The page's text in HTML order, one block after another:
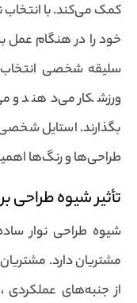
کمک می‌کند. با انتخاب
خود را در هنگام عمل
سلیقه شخصی
ورزشکار می‌دهند و
بگذارند. استایل شخصی
طراحی‌ها و رنگ‌ها
تأثیر شیوه طراحی
شیوه طراحی نوار
مشتریان دارد.
از جنبه‌های عملکردی